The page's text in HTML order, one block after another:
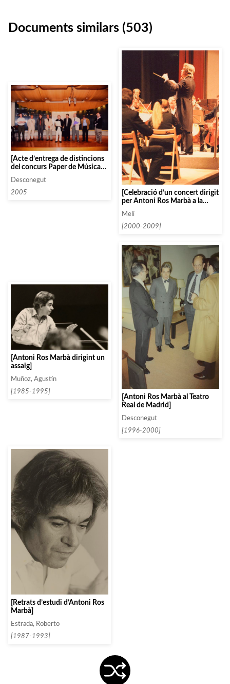
Documents similars (503)
[Acte d’entrega de distincions
del concurs Paper de Música
comptava amb Antoni Ros
Marbà com a membre del
Desconegut
2005
[Celebració d’un concert dirigit
per Antoni Ros Marbà a la
Fundació Gala-Dalí a Figueres]
Melí
[2000-2009]
[Antoni Ros Marbà dirigint un
assaig]
Muñoz, Agustín
[1985-1995]
[Antoni Ros Marbà al Teatro
Real de Madrid]
Desconegut
[1996-2000]
[Retrats d’estudi d’Antoni Ros
Marbà]
Estrada, Roberto
[1987-1993]